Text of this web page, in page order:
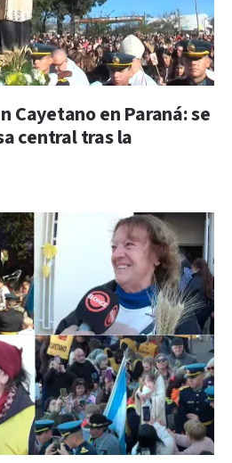
Cayetano en Paraná: se
central tras la